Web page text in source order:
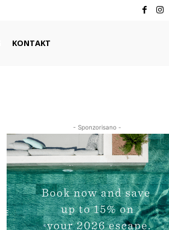
KONTAKT
- Sponzorisano -